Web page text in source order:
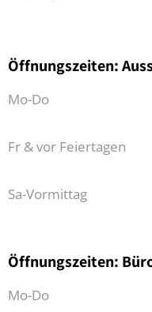
Öffnungszeiten:
Mo-Do
Fr & vor Feiertagen
Sa-Vormittag
Öffnungszeiten:
Mo-Do